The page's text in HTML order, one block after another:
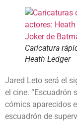
Caricatura
Heath Ledger
Jared Leto será el
el cine. “Escuadrón
cómics aparecidos
escuadrón de